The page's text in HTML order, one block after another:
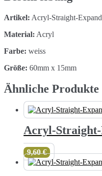
Artikel: Acryl-Straight-
Material: Acryl
Farbe: weiss
Größe: 60mm x 15mm
Ähnliche Produkte
Acryl-Straight-
9,60€